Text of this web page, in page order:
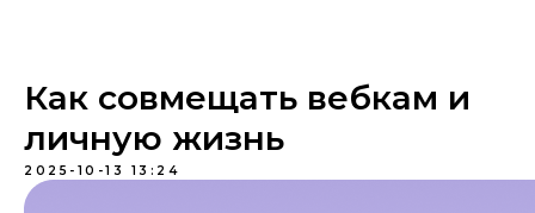
Как совмещать вебкам и
личную жизнь
2025-10-13 13:24